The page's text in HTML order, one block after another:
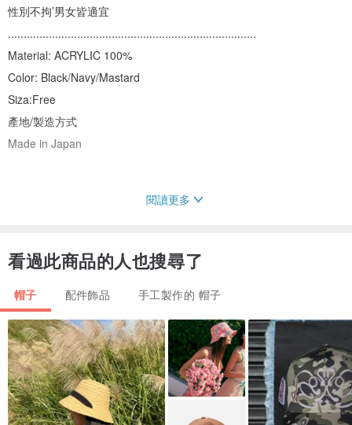
性別不拘’男女皆適宜
...............................................................................
Material: ACRYLIC 100%
Color: Black/Navy/Mastard
Siza:Free
產地/製造方式
Made in Japan
閱讀更多
看過此商品的人也搜尋了
帽子 配件飾品 手工製作的 帽子